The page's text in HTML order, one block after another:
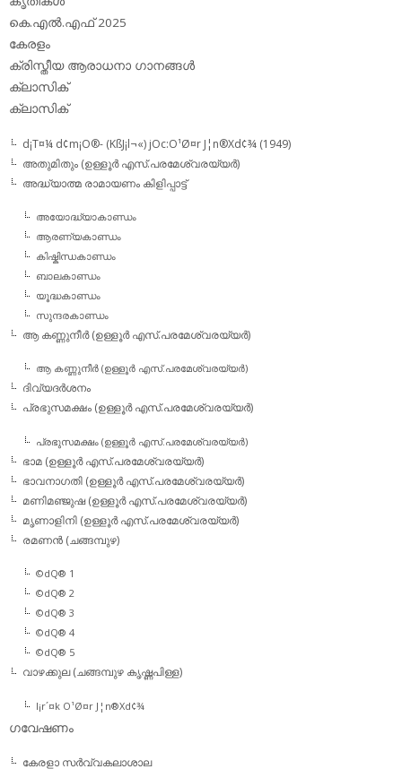
കെ.എല്‍.എഫ് 2025
കേരളം
ക്രിസ്തീയ ആരാധനാ ഗാനങ്ങള്‍
ക്ലാസിക്‌
ക്ലാസിക്
d¡T¤¼ d¢m¡O®- (KßJ¡l¬«) jOc:O¹Ø¤r J¦n®Xd¢¾ (1949)
അതുമിതും (ഉള്ളൂര്‍ എസ്.പരമേശ്വരയ്യര്‍)
അദ്ധ്യാത്മ രാമായണം കിളിപ്പാട്ട്‌
അയോദ്ധ്യാകാണ്ഡം
ആരണ്യകാണ്ഡം
കിഷ്കിന്ധകാണ്ഡം
ബാലകാണ്ഡം
യൂദ്ധകാണ്ഡം
സുന്ദരകാണ്ഡം
ആ കണ്ണുനീര്‍ (ഉള്ളൂര്‍ എസ്.പരമേശ്വരയ്യര്‍)
ആ കണ്ണുനീര്‍ (ഉള്ളൂര്‍ എസ്.പരമേശ്വരയ്യര്‍)
ദിവ്യദര്‍ശനം
പ്രഭുസമക്ഷം (ഉള്ളൂര്‍ എസ്.പരമേശ്വരയ്യര്‍)
പ്രഭുസമക്ഷം (ഉള്ളൂര്‍ എസ്.പരമേശ്വരയ്യര്‍)
ഭാമ (ഉള്ളൂര്‍ എസ്.പരമേശ്വരയ്യര്‍)
ഭാവനാഗതി (ഉള്ളൂര്‍ എസ്.പരമേശ്വരയ്യര്‍)
മണിമഞ്ജുഷ (ഉള്ളൂര്‍ എസ്.പരമേശ്വരയ്യര്‍)
മൃണാളിനി (ഉള്ളൂര്‍ എസ്.പരമേശ്വരയ്യര്‍)
രമണന്‍ (ചങ്ങമ്പുഴ)
©dQ® 1
©dQ® 2
©dQ® 3
©dQ® 4
©dQ® 5
വാഴക്കുല (ചങ്ങമ്പുഴ കൃഷ്ണപിള്ള)
l¡r´¤k O¹Ø¤r J¦n®Xd¢¾
ഗവേഷണം
കേരളാ സര്‍വ്വകലാശാല